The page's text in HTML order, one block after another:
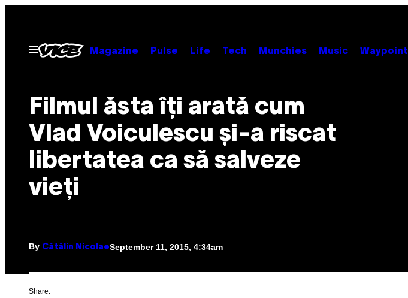
contentOpen
Menu
Magazine Pulse Life Tech Munchies Music Waypoint
Filmul ăsta îți arată cum
Vlad Voiculescu și-a riscat
libertatea ca să salveze
vieți
By Cătălin NicolaeSeptember 11, 2015, 4:34am
Share: